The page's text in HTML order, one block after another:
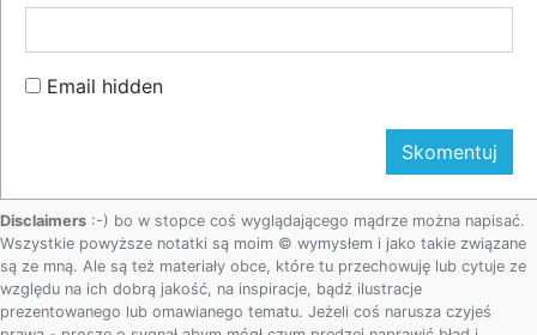
Email hidden
Disclaimers :-) bo w stopce coś wyglądającego mądrze można napisać.
Wszystkie powyższe notatki są moim © wymysłem i jako takie związane
są ze mną. Ale są też materiały obce, które tu przechowuję lub cytuje ze
względu na ich dobrą jakość, na inspiracje, bądź ilustracje
prezentowanego lub omawianego tematu. Jeżeli coś narusza czyjeś